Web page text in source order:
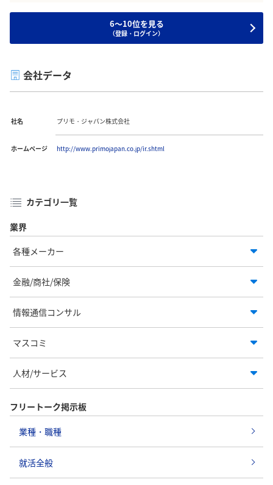
6～10位を見る
（登録・ログイン）
会社データ
社名 プリモ・ジャパン株式会社
ホームページ http://www.primojapan.co.jp/ir.shtml
カテゴリ一覧
業界
各種メーカー
金融/商社/保険
情報通信コンサル
マスコミ
人材/サービス
フリートーク掲示板
業種・職種
就活全般